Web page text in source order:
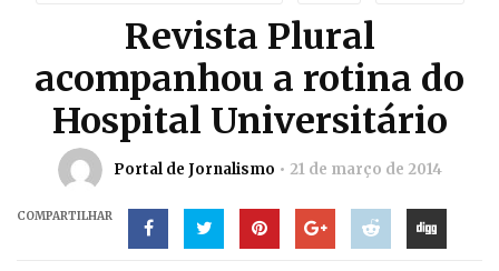
Revista Plural
acompanhou a rotina do
Hospital Universitário
Portal de Jornalismo 21 de março de 2014
COMPARTILHAR